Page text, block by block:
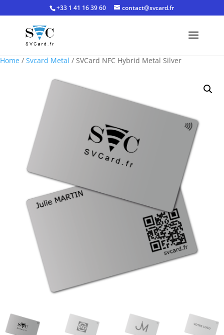
+33 1 41 16 39 60 contact@svcard.fr
Home / Svcard Metal / SVCard NFC Hybrid Metal Silver